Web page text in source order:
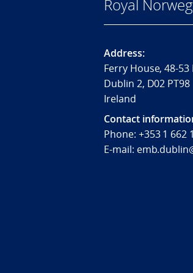
Royal
Address:
Ferry House, 48-
Dublin 2, D02 PT98
Ireland
Contact
Phone: +353 1 662
E-mail: